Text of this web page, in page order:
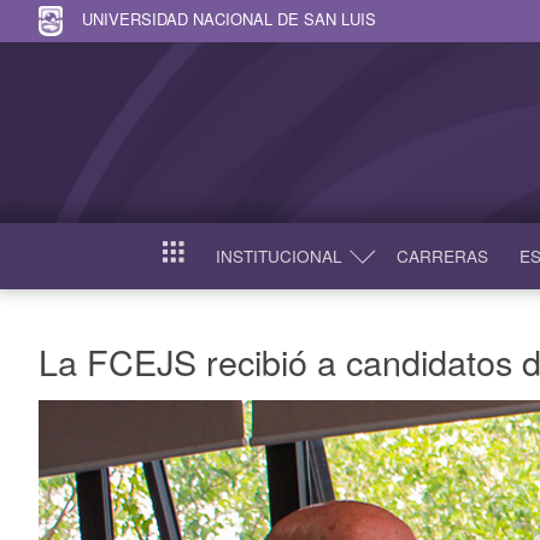
UNIVERSIDAD NACIONAL DE SAN LUIS
INICIO INSTITUCIONAL CARRERAS
La FCEJS recibió a candidatos